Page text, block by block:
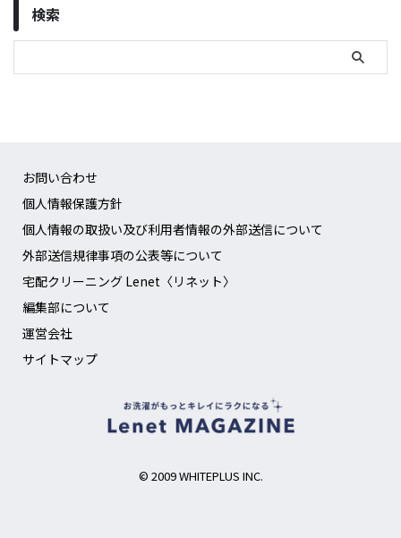
検索
お問い合わせ
個人情報保護方針
個人情報の取扱い及び利用者情報の外部送信について
外部送信規律事項の公表等について
宅配クリーニング Lenet〈リネット〉
編集部について
運営会社
サイトマップ
© 2009 WHITEPLUS INC.